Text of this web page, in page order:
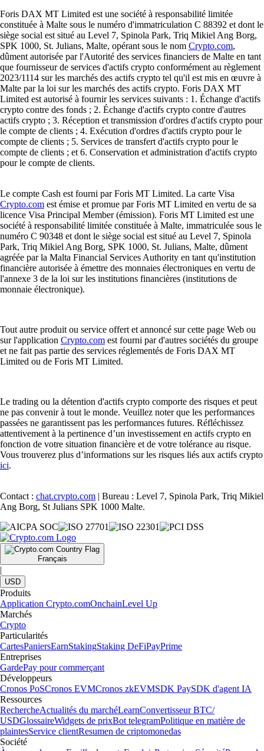
Foris DAX MT Limited est une société à responsabilité limitée
constituée à Malte sous le numéro d'immatriculation C 88392 et dont le
siège social est situé au Level 7, Spinola Park, Triq Mikiel Ang Borg,
SPK 1000, St. Julians, Malte, opérant sous le nom Crypto.com,
dûment autorisée par l'Autorité des services financiers de Malte en tant
que fournisseur de services d'actifs crypto conformément au règlement
2023/1114 sur les marchés des actifs crypto tel qu'il est mis en œuvre à
Malte par la loi sur les marchés des actifs crypto. Foris DAX MT
Limited est autorisé à fournir les services suivants : 1. Échange d'actifs
crypto contre des fonds ; 2. Échange d'actifs crypto contre d'autres
actifs crypto ; 3. Réception et transmission d'ordres d'actifs crypto pour
le compte de clients ; 4. Exécution d'ordres d'actifs crypto pour le
compte de clients ; 5. Services de transfert d'actifs crypto pour le
compte de clients ; et 6. Conservation et administration d'actifs crypto
pour le compte de clients.
Le compte Cash est fourni par Foris MT Limited. La carte Visa
Crypto.com est émise et promue par Foris MT Limited en vertu de sa
licence Visa Principal Member (émission). Foris MT Limited est une
société à responsabilité limitée constituée à Malte, immatriculée sous le
numéro C 90348 et dont le siège social est situé au Level 7, Spinola
Park, Triq Mikiel Ang Borg, SPK 1000, St. Julians, Malte, dûment
agréée par la Malta Financial Services Authority en tant qu'institution
financière autorisée à émettre des monnaies électroniques en vertu de
l'annexe 3 de la loi sur les institutions financières (institutions de
monnaie électronique).
Tout autre produit ou service offert et annoncé sur cette page Web ou
sur l'application Crypto.com est fourni par d'autres sociétés du groupe
et ne fait pas partie des services réglementés de Foris DAX MT
Limited ou de Foris MT Limited.
Le trading ou la détention d'actifs crypto comporte des risques et peut
ne pas convenir à tout le monde. Veuillez noter que les performances
passées ne garantissent pas les performances futures. Réfléchissez
attentivement à la pertinence d’un investissement en actifs crypto en
fonction de votre situation financière et de votre tolérance au risque.
Vous trouverez plus d’informations sur les risques liés aux actifs crypto
ici.
Contact : chat.crypto.com | Bureau : Level 7, Spinola Park, Triq Mikiel
Ang Borg, St Julians SPK 1000 Malte.
Français
|
USD
Produits
Application Crypto.comOnchainLevel Up
Marchés
Crypto
Particularités
CartesPaniersEarnStakingStaking DeFiPayPrime
Entreprises
GardePay pour commerçant
Développeurs
Cronos PoSCronos EVMCronos zkEVMSDK PaySDK d'agent IA
Ressources
RechercheActualités du marchéLearnConvertisseur BTC/
USDGlossaireWidgets de prixBot telegramPolitique en matière de
plaintesService clientResumen de criptomonedas
Société